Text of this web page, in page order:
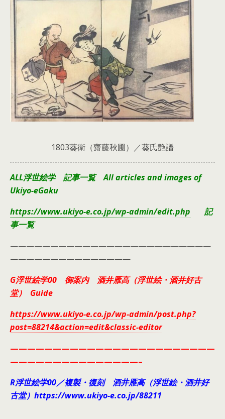
1803葵衛（齋藤秋圃）／葵氏艶譜
ALL浮世絵学 記事一覧 All articles and images of
Ukiyo-eGaku
https://www.ukiyo-e.co.jp/wp-admin/edit.php 記
事一覧
—————————————————————————
———————————————
G浮世絵学00 御案内 酒井雁高（浮世絵・酒井好古
堂） Guide
https://www.ukiyo-e.co.jp/wp-admin/post.php?
post=88214&action=edit&classic-editor
————————————————————————
———————————————–
R浮世絵学00／複製・復刻 酒井雁高（浮世絵・酒井好
古堂）https://www.ukiyo-e.co.jp/88211